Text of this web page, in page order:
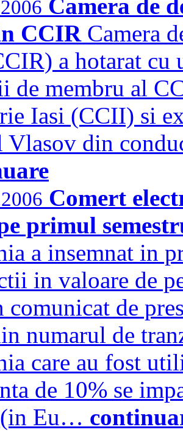
Camera de
CCIR Camera
a hotarat cu
de membru al
Iasi (CCII) si
din
Comert
primul
a insemnat in
in valoare de
comunicat de
numarul de
care au fost
de 10% se
(in Eu…